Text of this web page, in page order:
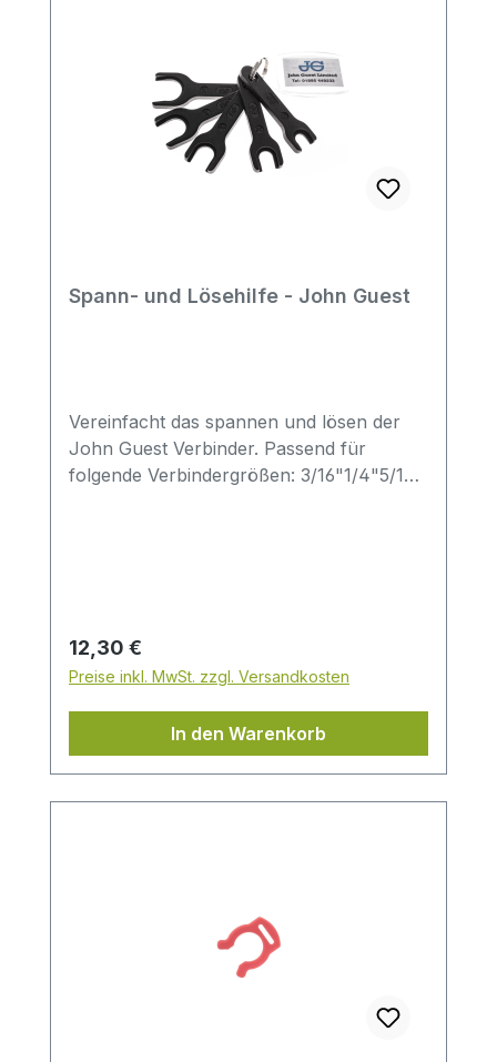
Spann- und Lösehilfe - John Guest
Vereinfacht das spannen und lösen der
John Guest Verbinder. Passend für
folgende Verbindergrößen: 3/16"1/4"5/16"
Regulärer Preis:
12,30 €
Preise inkl. MwSt. zzgl. Versandkosten
In den Warenkorb